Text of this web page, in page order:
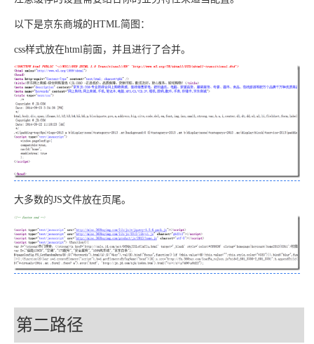
以下是京东商城的HTML简图：
css样式放在html前面，并且进行了合并。
大多数的JS文件放在页尾。
第二路径